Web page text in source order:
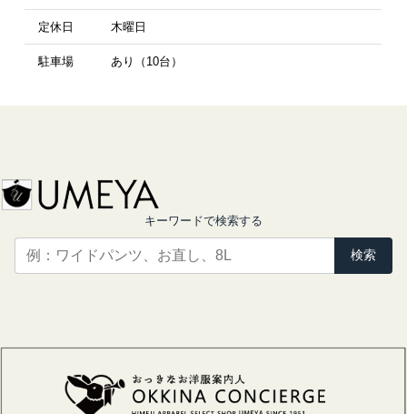
定休日 木曜日
駐車場 あり（10台）
キーワードで検索する
検索